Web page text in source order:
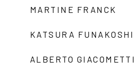
MARTINE FRANCK
KATSURA FUNAKOSHI
ALBERTO GIACOMETTI